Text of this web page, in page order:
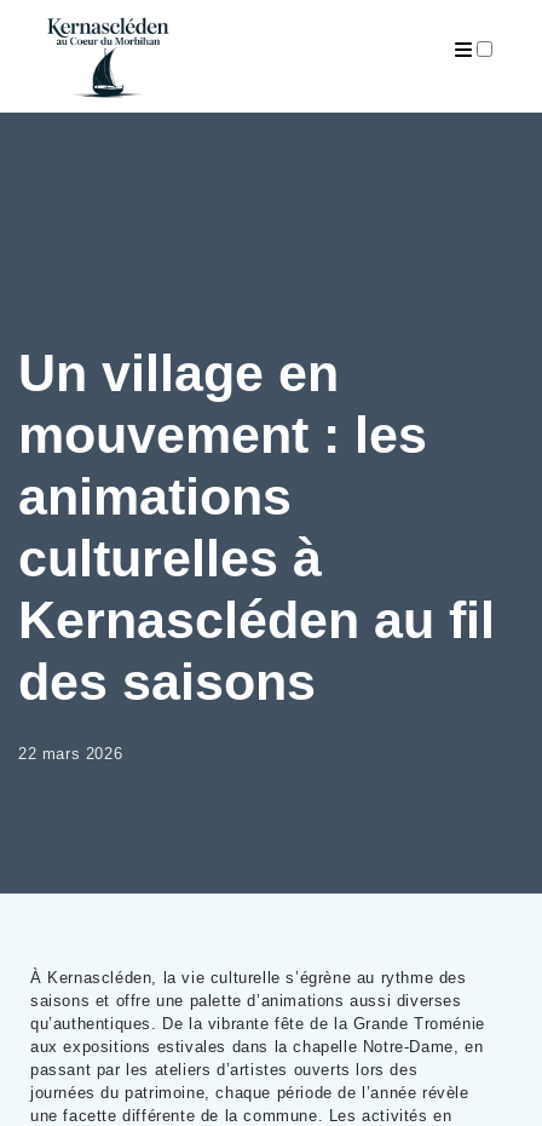
Un village en
mouvement : les
animations
culturelles à
Kernascléden au fil
des saisons
22 mars 2026
À Kernascléden, la vie culturelle s’égrène au rythme des
saisons et offre une palette d’animations aussi diverses
qu’authentiques. De la vibrante fête de la Grande Troménie
aux expositions estivales dans la chapelle Notre-Dame, en
passant par les ateliers d’artistes ouverts lors des
journées du patrimoine, chaque période de l’année révèle
une facette différente de la commune. Les activités en